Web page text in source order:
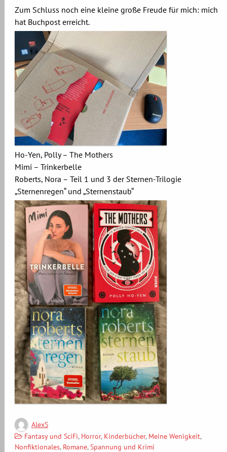
Zum Schluss noch eine kleine große Freude für mich: mich
hat Buchpost erreicht.
Ho-Yen, Polly – The Mothers
Mimi – Trinkerbelle
Roberts, Nora – Teil 1 und 3 der Sternen-Trilogie
„Sternenregen“ und „Sternenstaub“
AlexS
Fantasy und SciFi, Horror, Kinderbücher, Meine Wenigkeit,
Nonfiktionales, Romane,Spannung und Krimi